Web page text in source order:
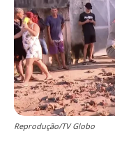
Reprodução/TV Globo